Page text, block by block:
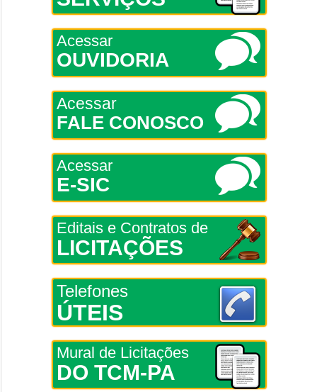
Acessar
OUVIDORIA
Acessar
FALE CONOSCO
Acessar
E-SIC
Editais e Contratos de
LICITAÇÕES
Telefones
ÚTEIS
Mural de Licitações
DO TCM-PA